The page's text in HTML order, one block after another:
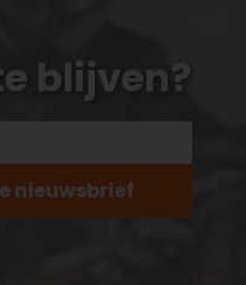
blijven?
nieuwsbrief